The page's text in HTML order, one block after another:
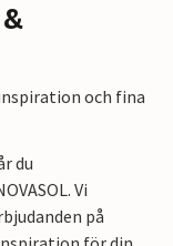
och fina
du
Vi
på